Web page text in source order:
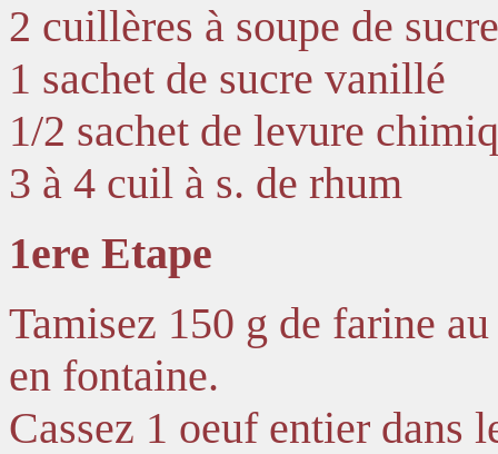
2 cuillères à soupe de
1 sachet de sucre vanillé
1/2 sachet de levure
3 à 4 cuil à s. de rhum
1ere Etape
Tamisez 150 g de farine
en fontaine.
Cassez 1 oeuf entier dans